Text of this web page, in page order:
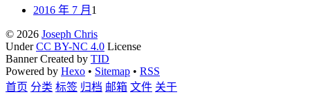
2016 年 7 月 1
© 2026 Joseph Chris
UnderCC BY-NC 4.0 License
Banner Created by TID
Powered by Hexo • Sitemap • RSS
首页 分类 标签 归档 邮箱 文件 关于